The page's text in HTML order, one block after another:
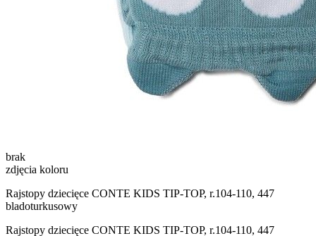
brak
zdjęcia koloru
Rajstopy dziecięce CONTE KIDS TIP-TOP, r.104-110, 447
bladoturkusowy
Rajstopy dziecięce CONTE KIDS TIP-TOP, r.104-110, 447